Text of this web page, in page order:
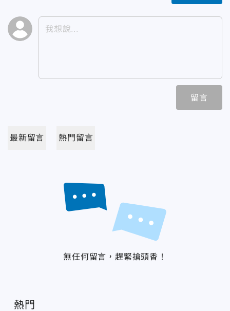
留言
最新留言 熱門留言
無任何留言，趕緊搶頭香！
熱門